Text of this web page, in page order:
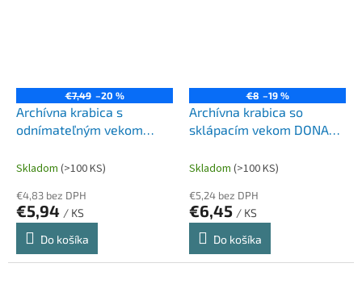
€7,49 –20 %
Archívna krabica s
odnímateľným vekom
545×363×317 mm
Skladom (>100 KS)
€4,83 bez DPH
€5,94 / KS
Do košíka
€8 –19 %
Archívna krabica so
sklápacím vekom DONAU
Skladom (>100 KS)
€5,24 bez DPH
€6,45 / KS
Do košíka